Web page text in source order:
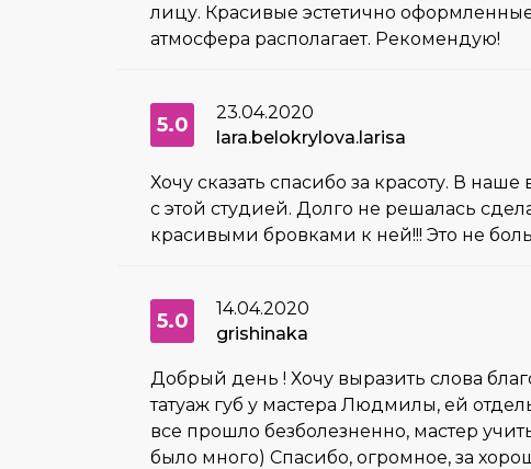
лицу. Красивые эстетично
атмосфера располагает. Рекомендую!
5.0
23.04.2020
lara.belokrylova.larisa
Хочу сказать спасибо за красоту. В
с этой студией. Долго не решалась
красивыми бровками к ней!!! Это не
5.0
14.04.2020
grishinaka
Добрый день ! Хочу выразить слова
татуаж губ у мастера Людмилы, ей
все прошло безболезненно, мастер
было много) Спасибо, огромное, за